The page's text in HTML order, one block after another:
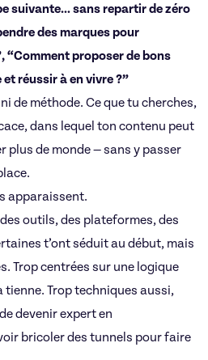
suivante… sans repartir de zéro
des marques pour
“Comment proposer de bons
réussir à en vivre ?”
de méthode. Ce que tu cherches,
dans lequel ton contenu peut
plus de monde — sans y passer
apparaissent.
outils, des plateformes, des
t’ont séduit au début, mais
Trop centrées sur une logique
tienne. Trop techniques aussi,
devenir expert en
bricoler des tunnels pour faire